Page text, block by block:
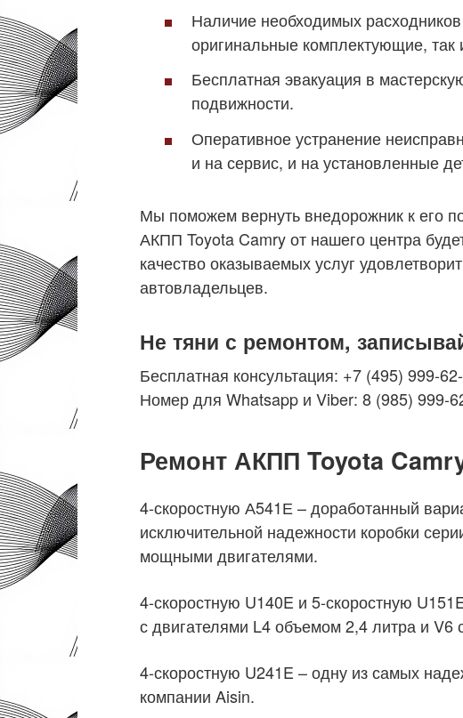
Наличие необходимых
оригинальные комплектующие, так
Бесплатная эвакуация в
подвижности.
Оперативное устранение
и на сервис, и на установленные
Мы поможем вернуть внедорожник к его
АКПП Toyota Camry от нашего центра
качество оказываемых услуг
автовладельцев.
Не тяни с ремонтом,
Бесплатная консультация: +7 (495) 999-
Номер для Whatsapp и Viber: 8 (985) 999-
Ремонт АКПП Toyota
4-скоростную А541Е – доработанный
исключительной надежности коробки
мощными двигателями.
4-скоростную U140E и 5-скоростную
с двигателями L4 объемом 2,4 литра и V6
4-скоростную U241E – одну из самых
компании Aisin.